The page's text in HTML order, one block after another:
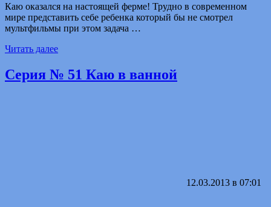
Каю оказался на настоящей ферме! Трудно в современном
мире представить себе ребенка который бы не смотрел
мультфильмы при этом задача …
Читать далее
Серия № 51 Каю в ванной
12.03.2013 в 07:01